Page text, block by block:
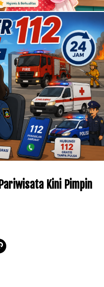
Kini Pimpin